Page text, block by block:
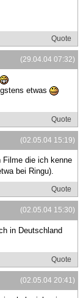
Quote
(29.04.04 07:32)
etwas
Quote
(02.05.04 15:19)
Filme die ich kenne
bei Ringu).
Quote
(02.05.04 15:30)
in Deutschland
Quote
(02.05.04 20:41)